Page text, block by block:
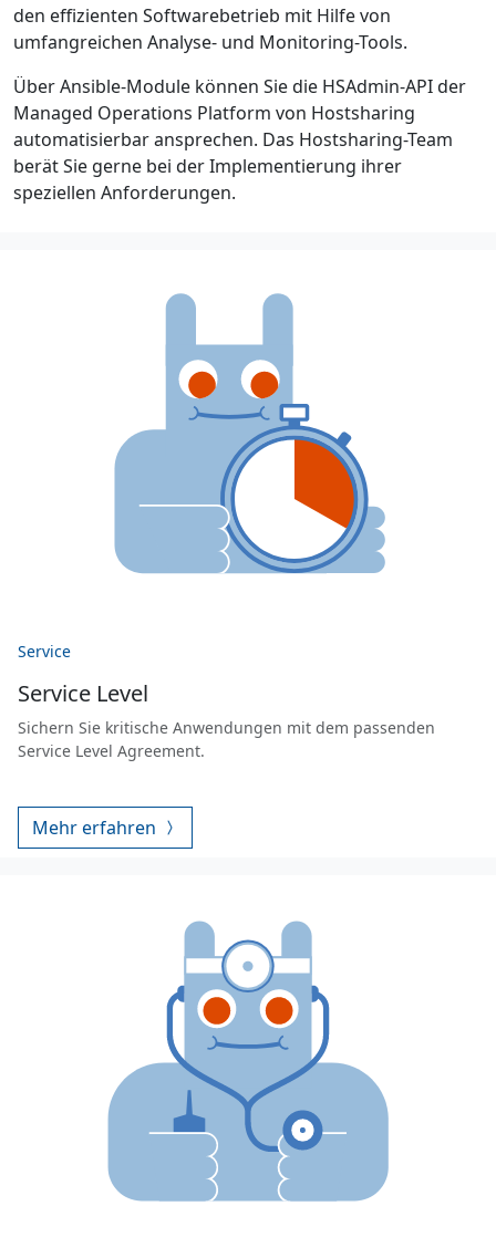
den effizienten Softwarebetrieb mit Hilfe von
umfangreichen Analyse- und Monitoring-Tools.
Über Ansible-Module können Sie die HSAdmin-API der
Managed Operations Platform von Hostsharing
automatisierbar ansprechen. Das Hostsharing-Team
berät Sie gerne bei der Implementierung ihrer
speziellen Anforderungen.
Service
Service Level
Sichern Sie kritische Anwendungen mit dem passenden
Service Level Agreement.
Mehr erfahren